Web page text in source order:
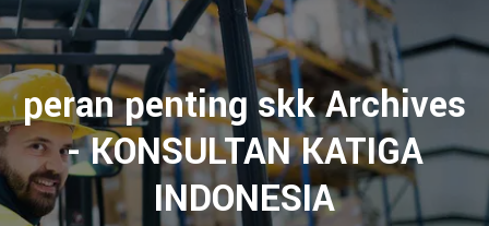
peran penting skk Archives
- KONSULTAN KATIGA
INDONESIA